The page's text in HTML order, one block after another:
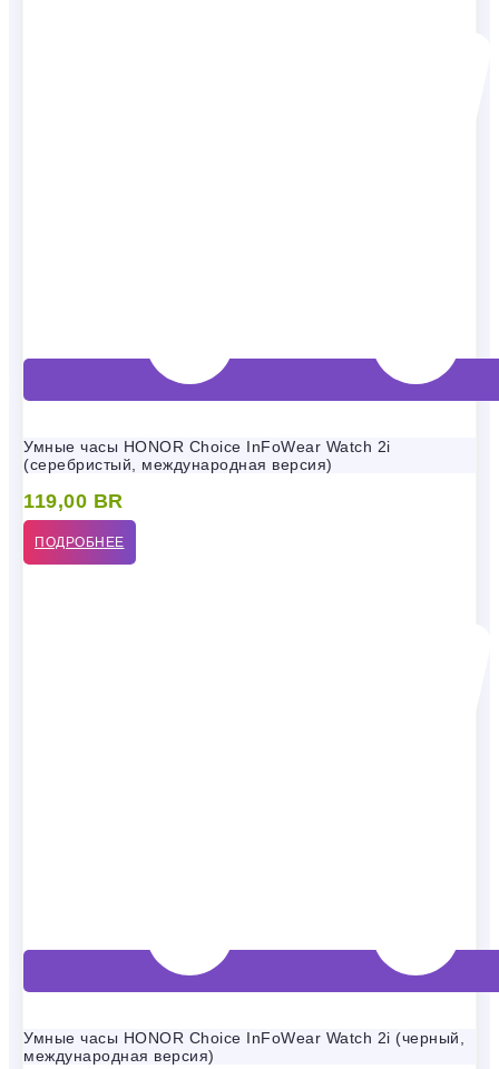
Умные часы HONOR Choice InFoWear Watch 2i
(серебристый, международная версия)
119,00 BR
ПОДРОБНЕЕ
Умные часы HONOR Choice InFoWear Watch 2i (черный,
международная версия)